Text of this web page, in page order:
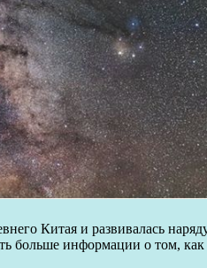
Китая и развивалась
больше информации о том,